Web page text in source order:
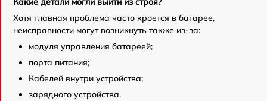
Хотя главная проблема часто кроется в батарее,
неисправности могут возникнуть также из-за:
модуля управления батареей;
порта питания;
Кабелей внутри устройства;
зарядного устройства.